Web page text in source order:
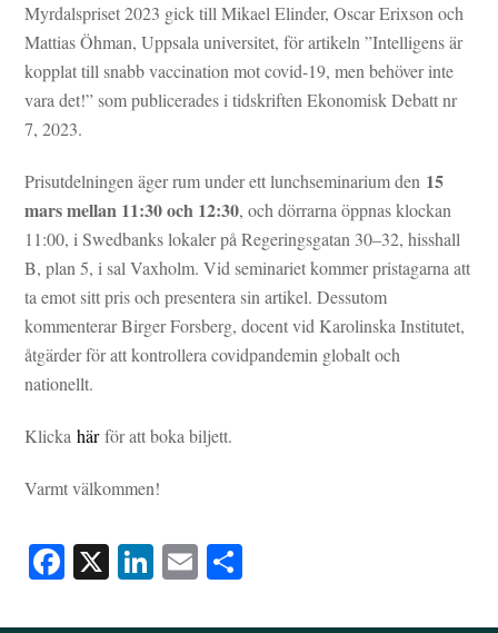
Myrdalspriset 2023 gick till Mikael Elinder, Oscar Erixson och
Mattias Öhman, Uppsala universitet, för artikeln ”Intelligens är
kopplat till snabb vaccination mot covid-19, men behöver inte
vara det!” som publicerades i tidskriften Ekonomisk Debatt nr
7, 2023.
Prisutdelningen äger rum under ett lunchseminarium den 15
mars mellan 11:30 och 12:30, och dörrarna öppnas klockan
11:00, i Swedbanks lokaler på Regeringsgatan 30–32, hisshall
B, plan 5, i sal Vaxholm. Vid seminariet kommer pristagarna att
ta emot sitt pris och presentera sin artikel. Dessutom
kommenterar Birger Forsberg, docent vid Karolinska Institutet,
åtgärder för att kontrollera covidpandemin globalt och
nationellt.
Klickahärför att boka biljett.
Varmt välkommen!
Fa X Li E